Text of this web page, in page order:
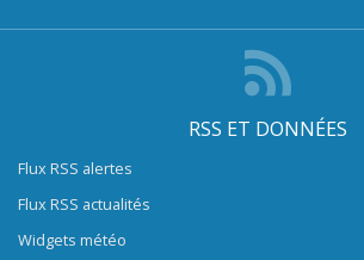
RSS ET DONNÉES
Flux RSS alertes
Flux RSS actualités
Widgets météo